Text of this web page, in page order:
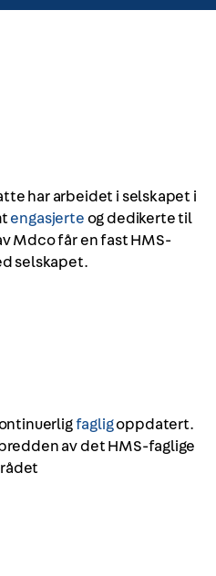
har arbeidet i selskapet i
engasjerte og dedikerte til
Mdco får en fast HMS-
selskapet.
fagligoppdatert.
av det HMS-faglige